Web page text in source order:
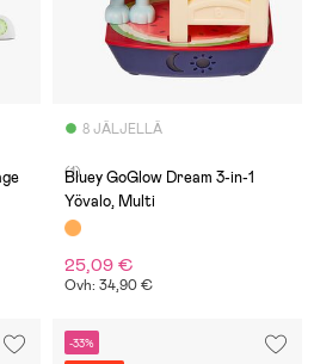
8 JÄLJELLÄ
(1)
Bluey GoGlow Dream 3-in-1
Yövalo, Multi
25,09 €
Ovh: 34,90 €
-33%